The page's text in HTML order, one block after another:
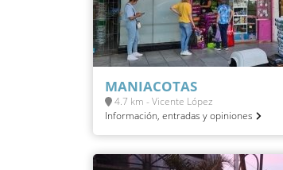
MANIACOTAS
4.7 km - Vicente López
Información, entradas y opiniones